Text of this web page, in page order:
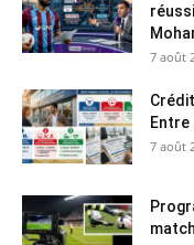
7 août
Entre
7 août